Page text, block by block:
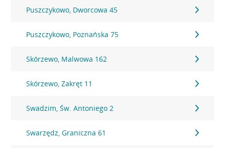
Puszczykowo, Dworcowa 45
Puszczykowo, Poznańska 75
Skórzewo, Malwowa 162
Skórzewo, Zakręt 11
Swadzim, Św. Antoniego 2
Swarzędz, Graniczna 61